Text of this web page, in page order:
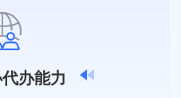
办能力